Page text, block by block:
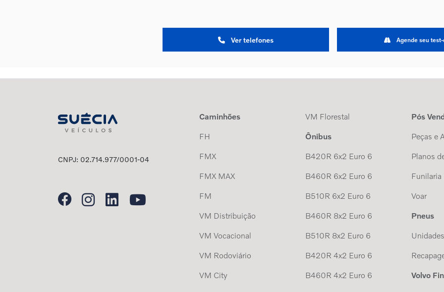
Ver telefones Agende seu
CNPJ: 02.714.977/0001-04
Caminhões
FH
FMX
FMX MAX
FM
VM Distribuição
VM Vocacional
VM Rodoviário
VM City
VM Florestal
Ônibus
B420R 6x2 Euro 6
B460R 6x2 Euro 6
B510R 6x2 Euro 6
B460R 8x2 Euro 6
B510R 8x2 Euro 6
B420R 4x2 Euro 6
B460R 4x2 Euro 6
Pós
Peças e
Planos
Funilaria
Voar
Pneus
Unidades
Volvo